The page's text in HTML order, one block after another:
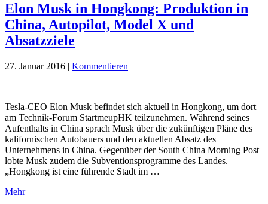
Elon Musk in Hongkong: Produktion in
China, Autopilot, Model X und
Absatzziele
27. Januar 2016 | Kommentieren
Tesla-CEO Elon Musk befindet sich aktuell in Hongkong, um dort
am Technik-Forum StartmeupHK teilzunehmen. Während seines
Aufenthalts in China sprach Musk über die zukünftigen Pläne des
kalifornischen Autobauers und den aktuellen Absatz des
Unternehmens in China. Gegenüber der South China Morning Post
lobte Musk zudem die Subventionsprogramme des Landes.
„Hongkong ist eine führende Stadt im …
Mehr